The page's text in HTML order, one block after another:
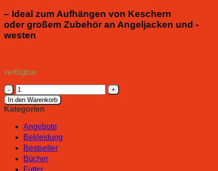
– Ideal zum Aufhängen von Keschern
oder großem Zubehör an Angeljacken und -
westen
verfügbar
Rapala
Clip
Magnetique
Rouge
RCDMRR
Menge
In den Warenkorb
Kategorien
Angebote
Bekleidung
Bestseller
Bücher
Futter